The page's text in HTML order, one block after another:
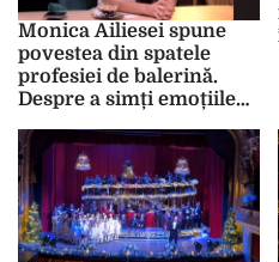
Monica Ailiesei spune
povestea din spatele
profesiei de balerină.
Despre a simți emoțiile